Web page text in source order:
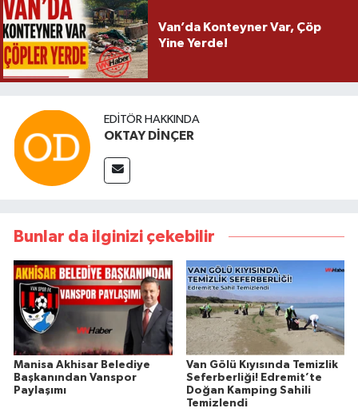
Van’da Konteyner Var, Çöp
Yine Yerde!
EDITÖR HAKKINDA
OKTAY DİNÇER
Bunlar da ilginizi çekebilir
Manisa Akhisar Belediye
Başkanından Vanspor
Paylaşımı
Van Gölü Kıyısında Temizlik
Seferberliği! Edremit’te
Doğan Kamping Sahili
Temizlendi